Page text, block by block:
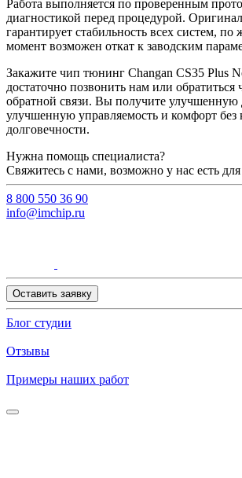
Работа выполняется по проверенным
диагностикой перед процедурой.
гарантирует стабильность всех систем,
момент возможен откат к заводским
Закажите чип тюнинг Changan CS35 Plus
достаточно позвонить нам или обратиться
обратной связи. Вы получите улучшенную
улучшенную управляемость и комфорт без
долговечности.
Нужна помощь специалиста?
Свяжитесь с нами, возможно у нас есть
8 800 550 36 90
info@imchip.ru
Оставить заявку
Блог студии
Отзывы
Примеры наших работ